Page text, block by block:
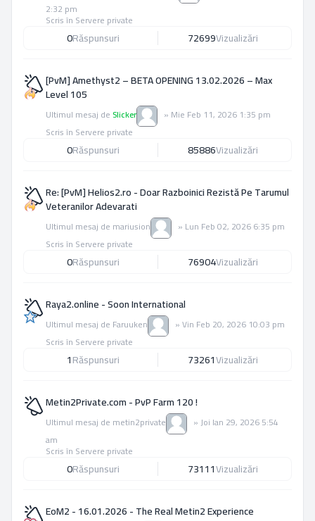
2:32 pm
Scris în Servere private
0Răspunsuri 72699Vizualizări
[PvM] Amethyst2 – BETA OPENING 13.02.2026 – Max
Level 105
Ultimul mesaj deSlicker » Mie Feb 11, 2026 1:35 pm
Scris în Servere private
0Răspunsuri 85886Vizualizări
Re: [PvM] Helios2.ro - Doar Razboinici Rezistă Pe Tarumul
Veteranilor Adevarati
Ultimul mesaj de mariusion » Lun Feb 02, 2026 6:35 pm
Scris în Servere private
0Răspunsuri 76904Vizualizări
Raya2.online - Soon International
Ultimul mesaj de Faruuken »Vin Feb 20, 2026 10:03 pm
Scris în Servere private
1Răspunsuri 73261Vizualizări
Metin2Private.com - PvP Farm 120 !
Ultimul mesaj de metin2private » Joi Ian 29, 2026 5:54
am
Scris în Servere private
0Răspunsuri 73111Vizualizări
EoM2 - 16.01.2026 - The Real Metin2 Experience